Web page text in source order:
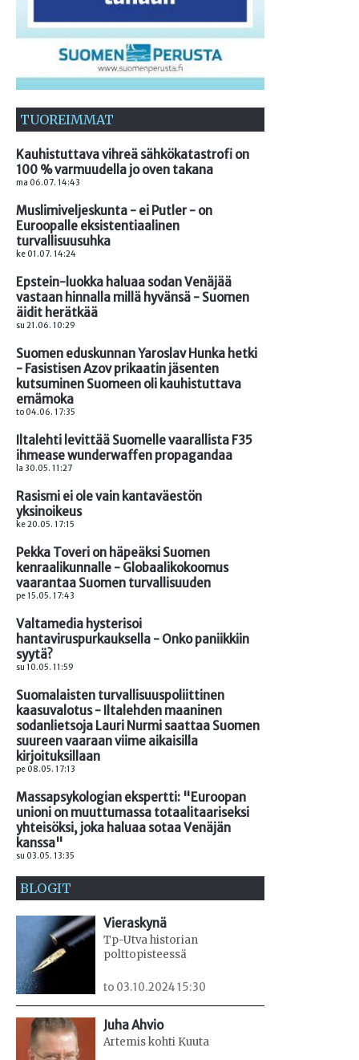
TUOREIMMAT
Kauhistuttava vihreä sähkökatastrofi on
100 % varmuudella jo oven takana
ma 06.07. 14:43
Muslimiveljeskunta - ei Putler - on
Euroopalle eksistentiaalinen
turvallisuusuhka
ke 01.07. 14:24
Epstein-luokka haluaa sodan Venäjää
vastaan hinnalla millä hyvänsä - Suomen
äidit herätkää
su 21.06. 10:29
Suomen eduskunnan Yaroslav Hunka hetki
- Fasistisen Azov prikaatin jäsenten
kutsuminen Suomeen oli kauhistuttava
emämoka
to 04.06. 17:35
Iltalehti levittää Suomelle vaarallista F35
ihmease wunderwaffen propagandaa
la 30.05. 11:27
Rasismi ei ole vain kantaväestön
yksinoikeus
ke 20.05. 17:15
Pekka Toveri on häpeäksi Suomen
kenraalikunnalle - Globaalikokoomus
vaarantaa Suomen turvallisuuden
pe 15.05. 17:43
Valtamedia hysterisoi
hantaviruspurkauksella - Onko paniikkiin
syytä?
su 10.05. 11:59
Suomalaisten turvallisuuspoliittinen
kaasuvalotus - Iltalehden maaninen
sodanlietsoja Lauri Nurmi saattaa Suomen
suureen vaaraan viime aikaisilla
kirjoituksillaan
pe 08.05. 17:13
Massapsykologian ekspertti: "Euroopan
unioni on muuttumassa totaalitaariseksi
yhteisöksi, joka haluaa sotaa Venäjän
kanssa"
su 03.05. 13:35
BLOGIT
Vieraskynä
Tp-Utva historian
polttopisteessä
to 03.10.2024 15:30
Juha Ahvio
Artemis kohti Kuuta